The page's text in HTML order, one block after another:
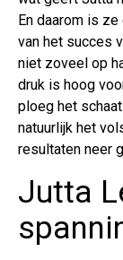
En daarom is
van het succes
niet zoveel op
druk is hoog
ploeg het
natuurlijk het
resultaten neer
Jutta